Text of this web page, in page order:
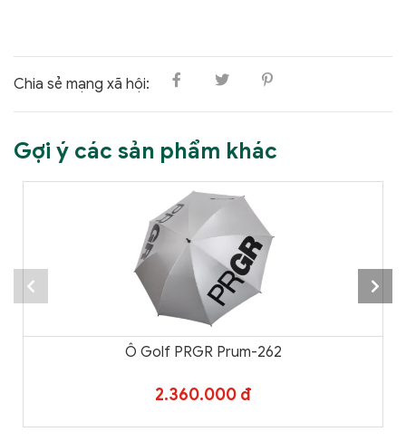
Chia sẻ mạng xã hội:
Gợi ý các sản phẩm khác
Ô Golf PRGR Prum-262
2.360.000 đ